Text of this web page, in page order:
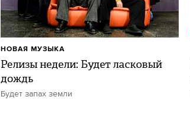
Релизы недели: Будет ласковый
дождь
Будет запах земли
НОВАЯ МУЗЫКА